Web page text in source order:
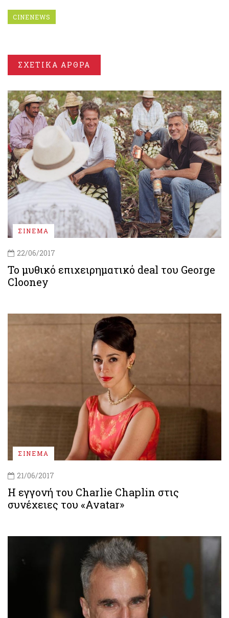
CINENEWS
ΣΧΕΤΙΚΑ ΑΡΘΡΑ
ΣΙΝΕΜΑ
22/06/2017
Το μυθικό επιχειρηματικό deal του George
Clooney
ΣΙΝΕΜΑ
21/06/2017
Η εγγονή του Charlie Chaplin στις
συνέχειες του «Avatar»